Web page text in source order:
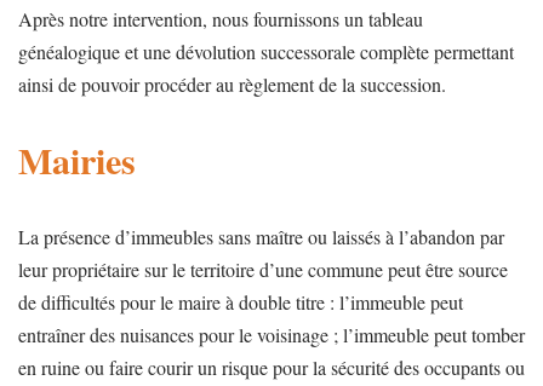
Après notre intervention, nous fournissons un tableau
généalogique et une dévolution successorale complète permettant
ainsi de pouvoir procéder au règlement de la succession.
Mairies
La présence d’immeubles sans maître ou laissés à l’abandon par
leur propriétaire sur le territoire d’une commune peut être source
de difficultés pour le maire à double titre : l’immeuble peut
entraîner des nuisances pour le voisinage ; l’immeuble peut tomber
en ruine ou faire courir un risque pour la sécurité des occupants ou